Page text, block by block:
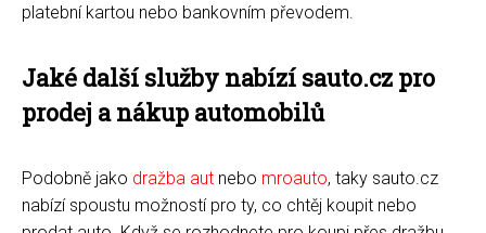
platební kartou nebo bankovním převodem.
Jaké další služby nabízí sauto.cz pro
prodej a nákup automobilů
Podobně jako dražba aut nebo mroauto, taky sauto.cz
nabízí spoustu možností pro ty, co chtěj koupit nebo